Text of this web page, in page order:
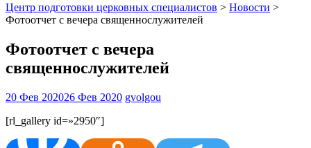
Центр подготовки церковных специалистов > Новости >
Фотоотчет с вечера священнослужителей
Фотоотчет с вечера
священнослужителей
20 Фев 202026 Фев 2020 gvolgou
[rl_gallery id=»2950″]